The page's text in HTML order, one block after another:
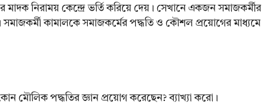
মাদক নিরাময় কেন্দ্রে ভর্তি করিয়ে দেয়। সেখানে একজন সমাজকর্মীর
সমাজকর্মী কামালকে সমাজকর্মের পদ্ধতি ও কৌশল প্রয়োগের মাধ্যমে
মৌলিক পদ্ধতির জ্ঞান প্রয়োগ করেছেন? ব্যাখ্যা করো।